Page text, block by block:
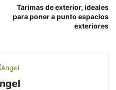
Tarimas de exterior, ideales
para poner a punto espacios
exteriores